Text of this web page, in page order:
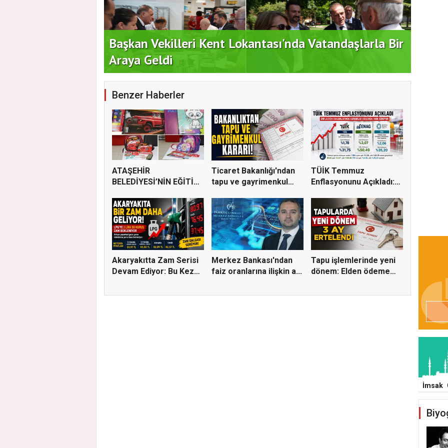
Duran Acar'dan İlk Adım: "Büyük Ataşehir Buluşması"
Benzer Haberler
ATAŞEHİR
BELEDİYESİ’NİN EĞİTİM
Ticaret Bakanlığı'ndan
tapu ve gayrimenkul
TÜİK Temmuz
Enflasyonunu Açıkladı:
Akaryakıtta Zam Serisi
Devam Ediyor: Bu Kez
Merkez Bankası'ndan
faiz oranlarına ilişkin a...
Tapu işlemlerinde yeni
dönem: Elden ödeme
İmsak